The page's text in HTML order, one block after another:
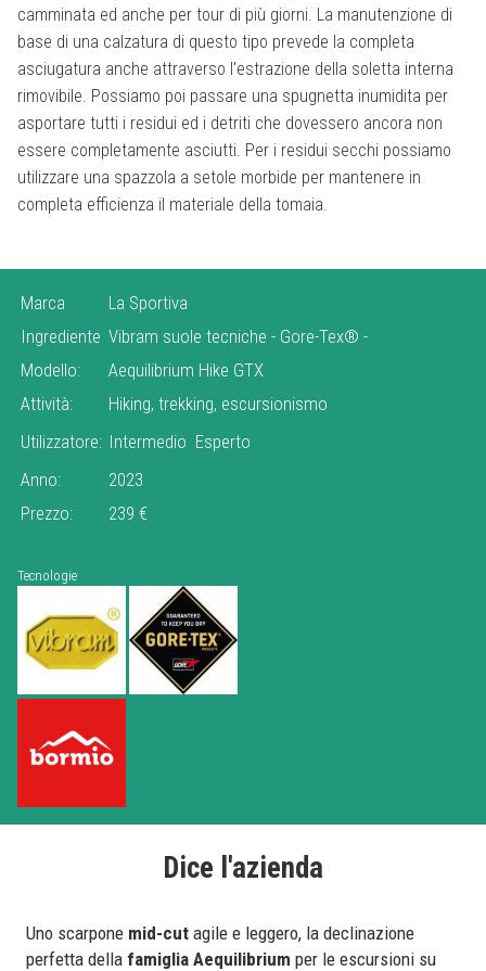
camminata ed anche per tour di più giorni. La manutenzione di
base di una calzatura di questo tipo prevede la completa
asciugatura anche attraverso l'estrazione della soletta interna
rimovibile. Possiamo poi passare una spugnetta inumidita per
asportare tutti i residui ed i detriti che dovessero ancora non
essere completamente asciutti. Per i residui secchi possiamo
utilizzare una spazzola a setole morbide per mantenere in
completa efficienza il materiale della tomaia.
Marca
La Sportiva
Ingrediente Vibram suole tecniche - Gore-Tex® -
Modello:
Aequilibrium Hike GTX
Attività:
Hiking, trekking, escursionismo
Utilizzatore: Intermedio Esperto
Anno:
2023
Prezzo:
239 €
Tecnologie
Dice l'azienda
Uno scarpone mid-cut agile e leggero, la declinazione
perfetta della famiglia Aequilibrium per le escursioni su